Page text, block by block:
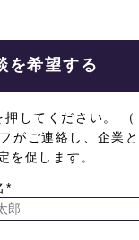
を希望する
してください。
がご連絡し、企業と
を促します。
*